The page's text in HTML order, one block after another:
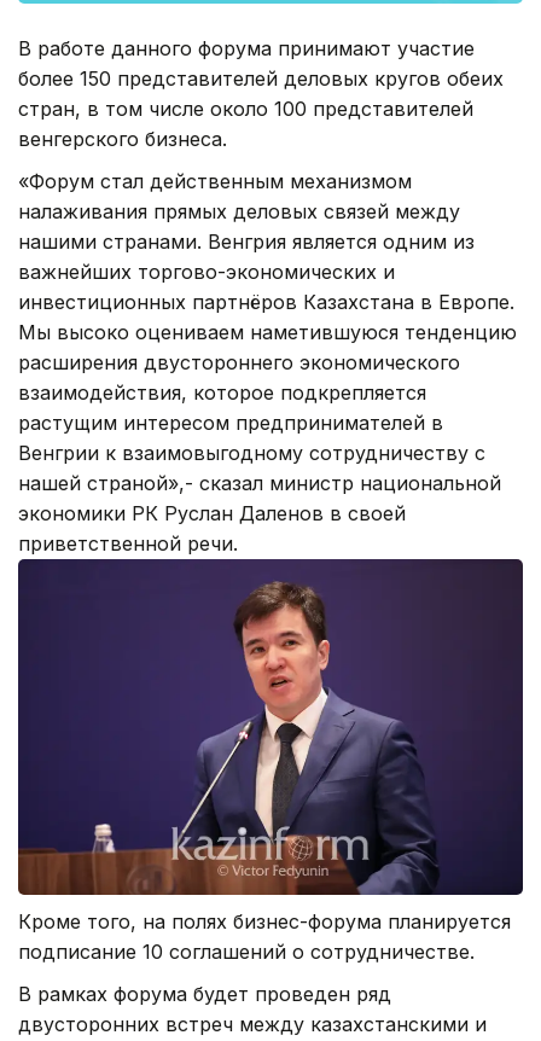
В работе данного форума принимают участие
более 150 представителей деловых кругов обеих
стран, в том числе около 100 представителей
венгерского бизнеса.
«Форум стал действенным механизмом
налаживания прямых деловых связей между
нашими странами. Венгрия является одним из
важнейших торгово-экономических и
инвестиционных партнёров Казахстана в Европе.
Мы высоко оцениваем наметившуюся тенденцию
расширения двустороннего экономического
взаимодействия, которое подкрепляется
растущим интересом предпринимателей в
Венгрии к взаимовыгодному сотрудничеству с
нашей страной»,- сказал министр национальной
экономики РК Руслан Даленов в своей
приветственной речи.
Кроме того, на полях бизнес-форума планируется
подписание 10 соглашений о сотрудничестве.
В рамках форума будет проведен ряд
двусторонних встреч между казахстанскими и